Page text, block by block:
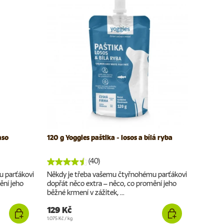
parťákovi
jeho
120 g Yoggies paštika - losos a bílá ryba
(40)
Někdy je třeba vašemu čtyřnohému parťákovi
dopřát něco extra – něco, co promění jeho
běžné krmení v zážitek, ...
129 Kč
Cena za jednotku
1.075 Kč /kg